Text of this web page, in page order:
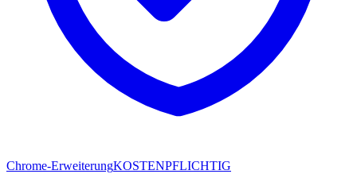
Chrome-ErweiterungKOSTENPFLICHTIG